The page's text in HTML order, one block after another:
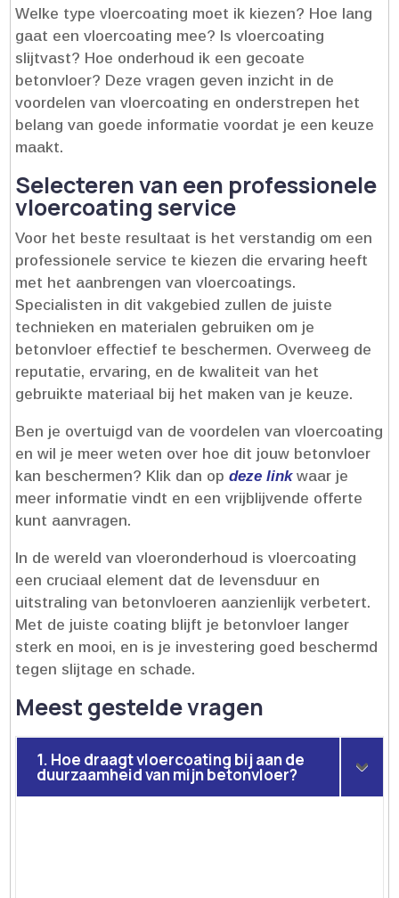
Welke type vloercoating moet ik kiezen? Hoe lang
gaat een vloercoating mee? Is vloercoating
slijtvast? Hoe onderhoud ik een gecoate
betonvloer? Deze vragen geven inzicht in de
voordelen van vloercoating en onderstrepen het
belang van goede informatie voordat je een keuze
maakt.​
Selecteren van een professionele
vloercoating service
Voor het beste resultaat is het verstandig om een
professionele service te kiezen die ervaring heeft
met het aanbrengen van vloercoatings.​
Specialisten in dit vakgebied zullen de juiste
technieken en materialen gebruiken om je
betonvloer effectief te beschermen.​ Overweeg de
reputatie, ervaring, en de kwaliteit van het
gebruikte materiaal bij het maken van je keuze.​
Ben je overtuigd van de voordelen van vloercoating
en wil je meer weten over hoe dit jouw betonvloer
kan beschermen? Klik dan opdeze linkwaar je
meer informatie vindt en een vrijblijvende offerte
kunt aanvragen.​
In de wereld van vloeronderhoud is vloercoating
een cruciaal element dat de levensduur en
uitstraling van betonvloeren aanzienlijk verbetert.​
Met de juiste coating blijft je betonvloer langer
sterk en mooi, en is je investering goed beschermd
tegen slijtage en schade.​
Meest gestelde vragen
1. Hoe draagt vloercoating bij aan de
duurzaamheid van mijn betonvloer?